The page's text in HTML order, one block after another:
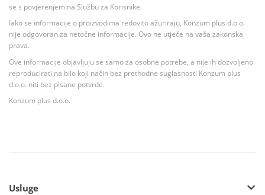
se s povjerenjem na Službu za Korisnike.
Iako se informacije o proizvodima redovito ažuriraju, Konzum plus d.o.o.
nije odgovoran za netočne informacije. Ovo ne utječe na vaša zakonska
prava.
Ove informacije objavljuju se samo za osobne potrebe, a nije ih dozvoljeno
reproducirati na bilo koji način bez prethodne suglasnosti Konzum plus
d.o.o. niti bez pisane potvrde.
Konzum plus d.o.o.
Usluge